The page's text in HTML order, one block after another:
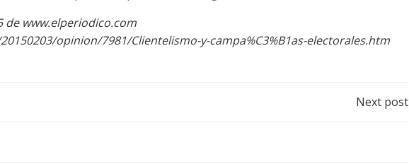
de www.elperiodico.com
opinion/7981/Clientelismo-y-campa%C3%B1as-electorales.htm
Next post